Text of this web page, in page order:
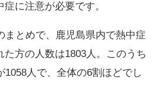
に注意が必要です。
まとめで、鹿児島県内で熱中症
た方の人数は1803人。このうち
1058人で、全体の6割ほどでし